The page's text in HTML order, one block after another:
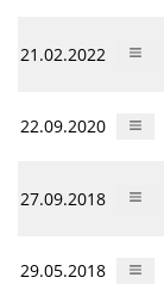
21.02.2022
22.09.2020
27.09.2018
29.05.2018